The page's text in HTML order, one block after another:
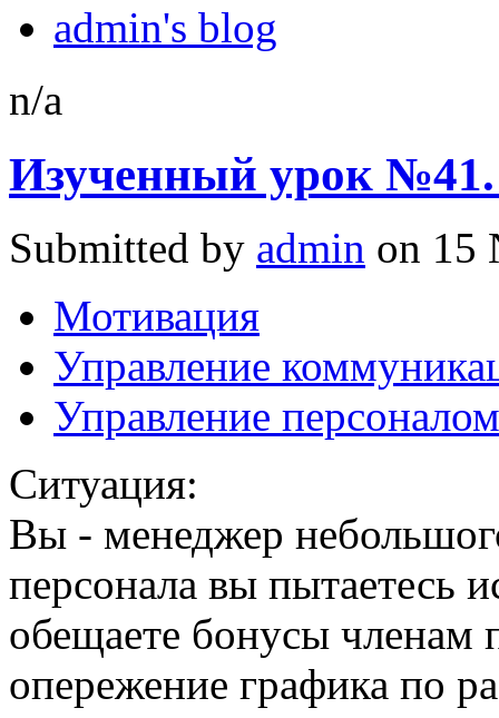
admin's blog
n/a
Изученный урок
Submitted by admin on 15
Мотивация
Управление
Управление персоналом
Ситуация:
Вы - менеджер
персонала вы пытаетесь
обещаете бонусы членам
опережение графика по